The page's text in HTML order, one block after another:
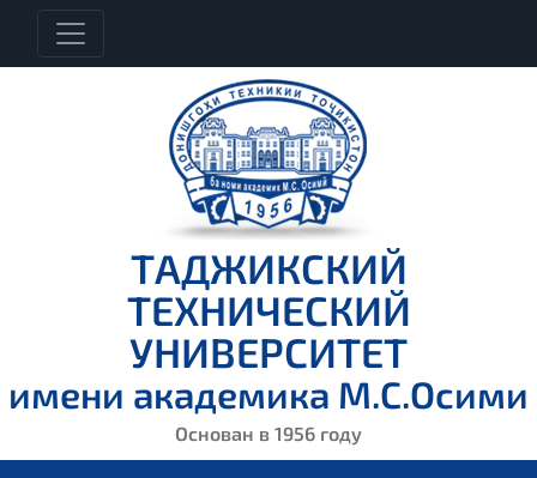
ТАДЖИКСКИЙ
ТЕХНИЧЕСКИЙ
УНИВЕРСИТЕТ
имени академика М.С.Осими
Основан в 1956 году